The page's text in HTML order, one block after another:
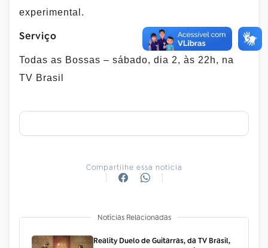
experimental.
Serviço
Todas as Bossas – sábado, dia 2, às 22h, na
TV Brasil
Compartilhe essa notícia
Notícias Relacionadas
Reality Duelo de Guitarras, da TV Brasil,